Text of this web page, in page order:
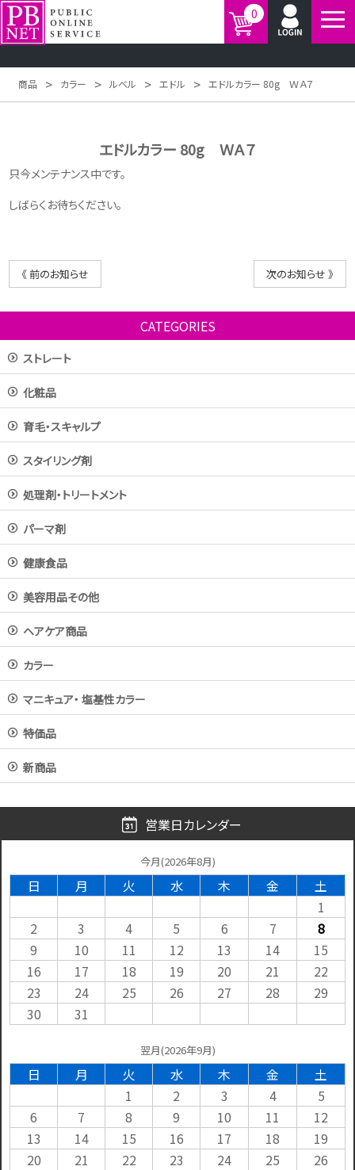
0
商品 > カラー > ルベル > エドル > エドルカラー 80g ＷＡ７
エドルカラー 80g ＷＡ７
只今メンテナンス中です。
しばらくお待ちください。
《 前のお知らせ 次のお知らせ 》
CATEGORIES
ストレート
化粧品
育毛・スキャルプ
スタイリング剤
処理剤・トリートメント
パーマ剤
健康食品
美容用品その他
ヘアケア商品
カラー
マニキュア・ 塩基性カラー
特価品
新商品
営業日カレンダー
今月(2026年8月)
日 月 火 水 木 金
土
1
2
3 4 5 6 7
8
9
10 11 12 13 14
15
16
17 18 19 20 21
22
23
24 25 26 27 28
29
30
31
翌月(2026年9月)
日 月 火 水 木 金
土
1
2 3 4
5
6
7 8 9 10 11
12
13
14 15 16 17 18
19
20
21 22 23 24 25
26